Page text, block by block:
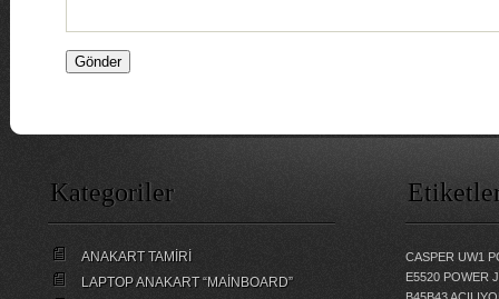
Kategoriler
ANAKART TAMİRİ
LAPTOP ANAKART “MAİNBOARD”
CASPER UW1
E5520 POWER